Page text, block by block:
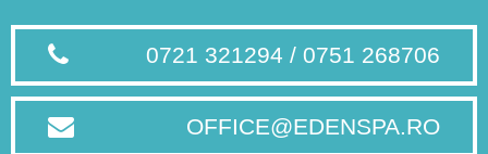
0721 321294 / 0751 268706
OFFICE@EDENSPA.RO